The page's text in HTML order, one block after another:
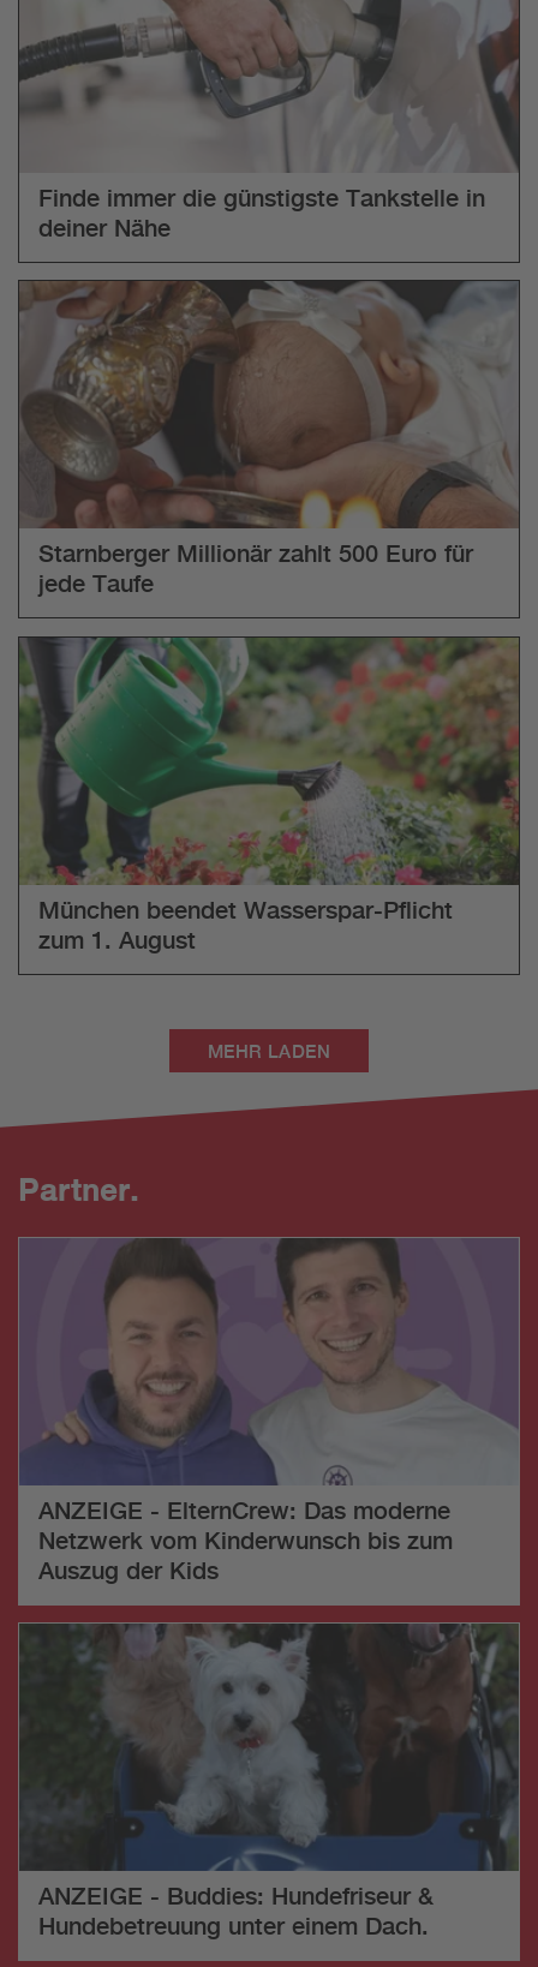
Finde immer die günstigste Tankstelle in
deiner Nähe
Starnberger Millionär zahlt 500 Euro für
jede Taufe
München beendet Wasserspar-Pflicht
zum 1. August
MEHR LADEN
Partner.
ANZEIGE - ElternCrew: Das moderne
Netzwerk vom Kinderwunsch bis zum
Auszug der Kids
ANZEIGE - Buddies: Hundefriseur &
Hundebetreuung unter einem Dach.